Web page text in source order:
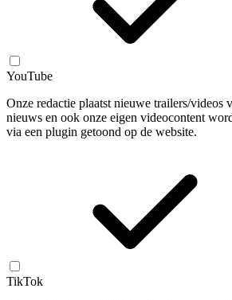
YouTube
Onze redactie plaatst nieuwe trailers/videos
nieuws en ook onze eigen videocontent
via een plugin getoond op de website.
TikTok